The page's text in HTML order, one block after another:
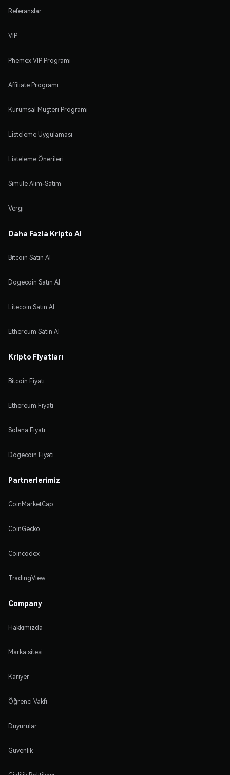
Referanslar
VIP
Phemex VIP Programı
Affiliate Programı
Kurumsal Müşteri Programı
Listeleme Uygulaması
Listeleme Önerileri
Simüle Alım-Satım
Vergi
Daha Fazla Kripto Al
Bitcoin Satın Al
Dogecoin Satın Al
Litecoin Satın Al
Ethereum Satın Al
Kripto Fiyatları
Bitcoin Fiyatı
Ethereum Fiyatı
Solana Fiyatı
Dogecoin Fiyatı
Partnerlerimiz
CoinMarketCap
CoinGecko
Coincodex
TradingView
Company
Hakkımızda
Marka sitesi
Kariyer
Öğrenci Vakfı
Duyurular
Güvenlik